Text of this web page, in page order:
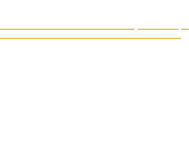
PER SERAFINO BARLESI E JOAKIM KUMLIN.